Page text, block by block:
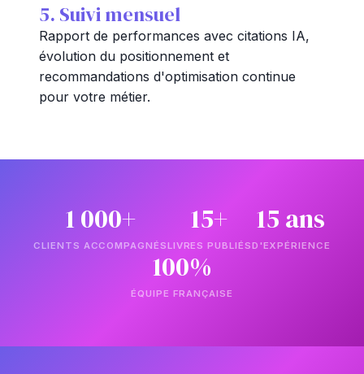
5. Suivi mensuel
Rapport de performances avec citations IA,
évolution du positionnement et
recommandations d'optimisation continue
pour votre métier.
1 000+
CLIENTS ACCOMPAGNÉS
15+
LIVRES PUBLIÉS
15 ans
D'EXPÉRIENCE
100%
ÉQUIPE FRANÇAISE